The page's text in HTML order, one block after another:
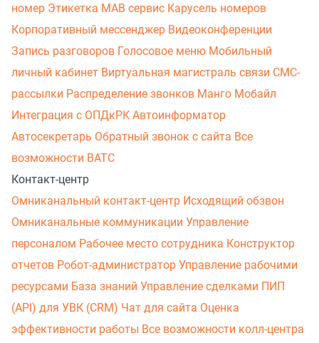
номер Этикетка МАВ сервис Карусель номеров
Корпоративный мессенджер Видеоконференции
Запись разговоров Голосовое меню Мобильный
личный кабинет Виртуальная магистраль связи СМС-
рассылки Распределение звонков Манго Мобайл
Интеграция с ОПДкРК Автоинформатор
Автосекретарь Обратный звонок с сайта Все
возможности ВАТС
Контакт-центр
Омниканальный контакт-центр Исходящий обзвон
Омниканальные коммуникации Управление
персоналом Рабочее место сотрудника Конструктор
отчетов Робот-администратор Управление рабочими
ресурсами База знаний Управление сделками ПИП
(API) для УВК (CRM) Чат для сайта Оценка
эффективности работы Все возможности колл-центра